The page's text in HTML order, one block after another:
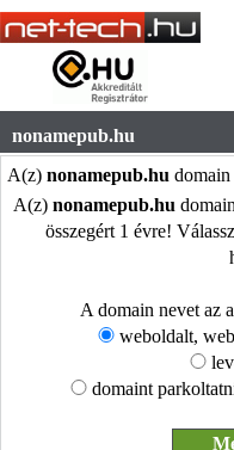
nonamepub.hu
A(z) nonamepub.hu domain
A(z) nonamepub.hu
összegért 1 évre!
A domain nevet az
weboldalt,
domaint